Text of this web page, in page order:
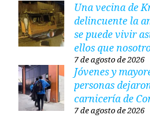
Una vecina de
delincuente la
se puede vivir
ellos que
7 de agosto de 2026
Jóvenes y
personas
carnicería de
7 de agosto de 2026